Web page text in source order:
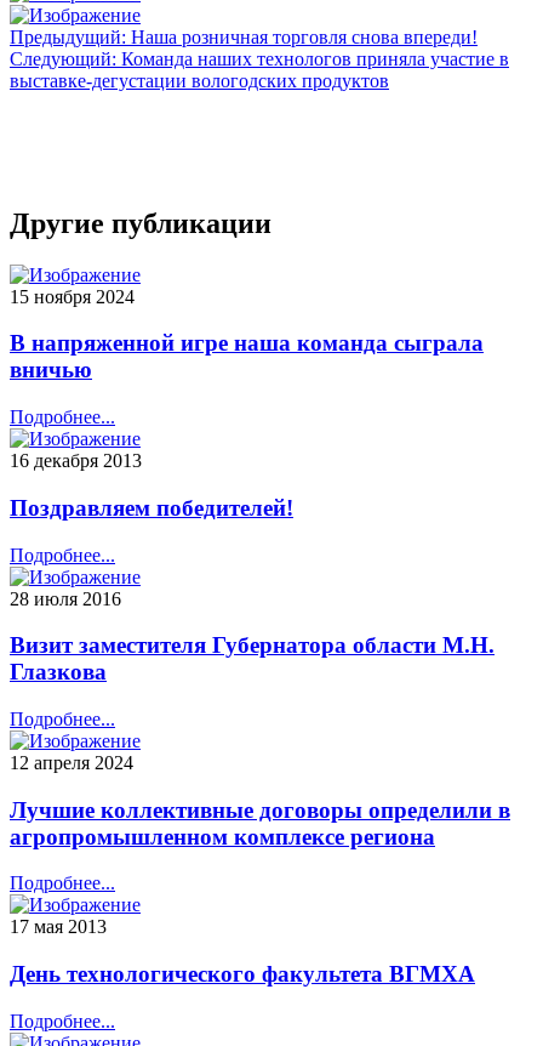
Предыдущий: Наша розничная торговля снова впереди!
Следующий: Команда наших технологов приняла участие в
выставке-дегустации вологодских продуктов
Другие публикации
15 ноября 2024
В напряженной игре наша команда сыграла
вничью
Подробнее...
16 декабря 2013
Поздравляем победителей!
Подробнее...
28 июля 2016
Визит заместителя Губернатора области М.Н.
Глазкова
Подробнее...
12 апреля 2024
Лучшие коллективные договоры определили в
агропромышленном комплексе региона
Подробнее...
17 мая 2013
День технологического факультета ВГМХА
Подробнее...